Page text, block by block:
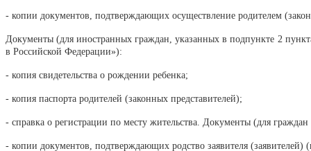
- копии документов, подтверждающих осуществление родителем
Документы (для иностранных граждан, указанных в подпункте 2
в Российской Федерации»):
- копия свидетельства о рождении ребенка;
- копия паспорта родителей (законных представителей);
- справка о регистрации по месту жительства. Документы (для
- копии документов, подтверждающих родство заявителя (заявителей)